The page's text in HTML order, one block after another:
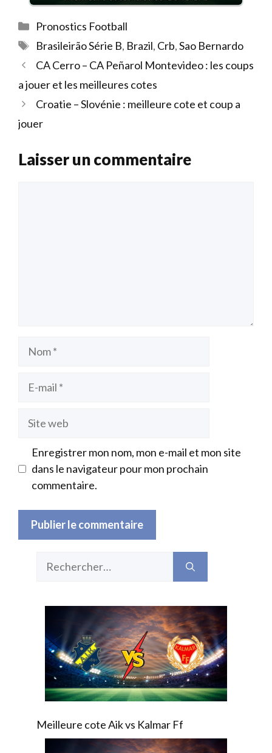
Catégories
Pronostics Football
Étiquettes
Brasileirão Série B, Brazil, Crb,Sao Bernardo
CA Cerro – CA Peñarol Montevideo : les coups
a jouer et les meilleures cotes
Croatie – Slovénie : meilleure cote et coup a
jouer
Laisser un commentaire
mail
web
Enregistrer mon nom, mon e-mail et mon site
dans le navigateur pour mon prochain
commentaire.
Meilleure cote Aik vs Kalmar Ff